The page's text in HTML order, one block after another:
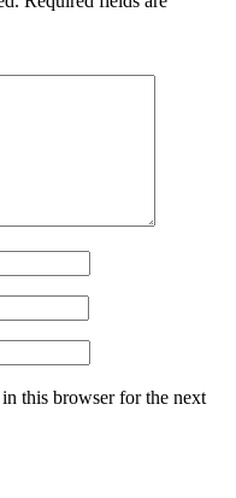
this browser for the next